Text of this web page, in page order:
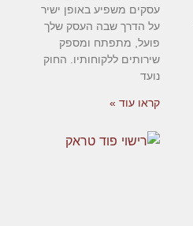
עסקים משפיע באופן ישיר
על הדרך שבה העסק שלך
פועל, מתפתח ומספק
שירותים ללקוחותיו. החוק
נועד
קראו עוד »